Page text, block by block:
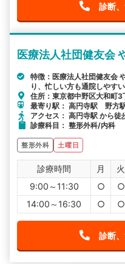
診断
医療法人社団健友会
特徴：医療法人社団健友会
り、忙しい方も通院しやすい
住所：東京都中野区大和町
最寄り駅： 高円寺駅 野方
アクセス： 高円寺駅 から徒
診療科目： 整形外科/内科
整形外科 土曜日
診療時間 月 火
9:00～11:30
○ ○
14:00～16:30
○ ○
診断